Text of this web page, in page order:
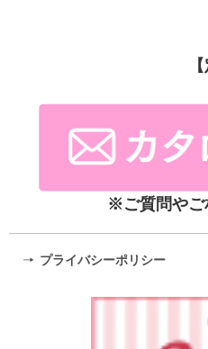
※ご質問やご
プライバシーポリシー